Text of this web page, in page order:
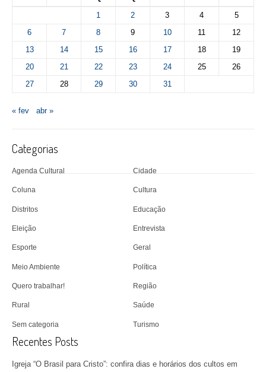
1
2 3 4
5
6
7 8 9 10 11
12
13
14 15 16 17 18
19
20
21 22 23 24 25
26
27
28 29 30 31
« fev abr »
Categorias
Agenda Cultural Cidade
Coluna Cultura
Distritos Educação
Eleição Entrevista
Esporte Geral
Meio Ambiente Política
Quero trabalhar! Região
Rural Saúde
Sem categoria Turismo
Recentes Posts
Igreja “O Brasil para Cristo”: confira dias e horários dos cultos em